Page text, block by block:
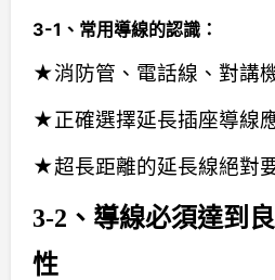
3-1、常用導線的認識：
★消防管、電話線、對講
★正確選擇延長插座導線
★超長距離的延長線絕對
3-2、導線必須達到
性